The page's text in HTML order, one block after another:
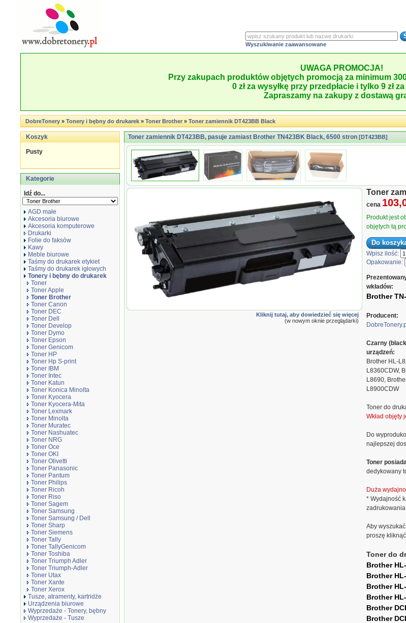
Wyszukiwanie zaawansowane
UWAGA PROMOCJA!
Przy zakupach produktów objętych promocją za minimum
0 zł za wysyłkę przy przedpłacie i tylko 9 zł
Zapraszamy na zakupy z dostawą
DobreTonery»Tonery i bębny do drukarek»Toner Brother»Toner zamiennik DT423BB Black
Koszyk
Pusty
Kategorie
Idź do...
AGD małe
Akcesoria biurowe
Akcesoria komputerowe
Drukarki
Folie do faksów
Kawy
Meble biurowe
Taśmy do drukarek etykiet
Taśmy do drukarek igłowych
Tonery i bębny do drukarek
Toner
Toner Apple
Toner Brother
Toner Canon
Toner DEC
Toner Dell
Toner Develop
Toner Dymo
Toner Epson
Toner Genicom
Toner HP
Toner Hp S-print
Toner IBM
Toner Intec
Toner Katun
Toner Konica Minolta
Toner Kyocera
Toner Kyocera-Mita
Toner Lexmark
Toner Minolta
Toner Muratec
Toner Nashuatec
Toner NRG
Toner Oce
Toner OKI
Toner Olivetti
Toner Panasonic
Toner Pantum
Toner Philips
Toner Ricoh
Toner Riso
Toner Sagem
Toner Samsung
Toner Samsung / Dell
Toner Sharp
Toner Siemens
Toner Tally
Toner TallyGenicom
Toner Toshiba
Toner Triumph Adler
Toner Triumph-Adler
Toner Utax
Toner Xante
Toner Xerox
Tusze, atramenty, kartridże
Urządzenia biurowe
Wyprzedaże - Tonery, bębny
Wyprzedaże - Tusze
Toner zamiennik DT423BB, pasuje zamiast Brother TN423BK Black, 6500 stron [DT423BB]
Kliknij tutaj, aby dowiedzieć się więcej
(w nowym oknie przeglądarki)
Toner
cena
Produkt jest
objętych tą
Wpisz ilość:
Opakowanie:
wkładów:
Brother
Producent:
Czarny
urządzeń:
Brother HL-
L8360CDW,
L8690,
L8900CDW
Toner do
Wkład objęty
Do
najlepszej
Toner
dedykowany
Duża
* Wydajność
Aby
proszę
Toner do
Brother
Brother
Brother
Brother
Brother
Brother